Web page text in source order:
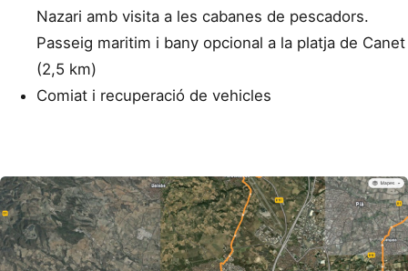
Nazari amb visita a les cabanes de pescadors.
Passeig maritim i bany opcional a la platja de Canet
(2,5 km)
Comiat i recuperació de vehicles